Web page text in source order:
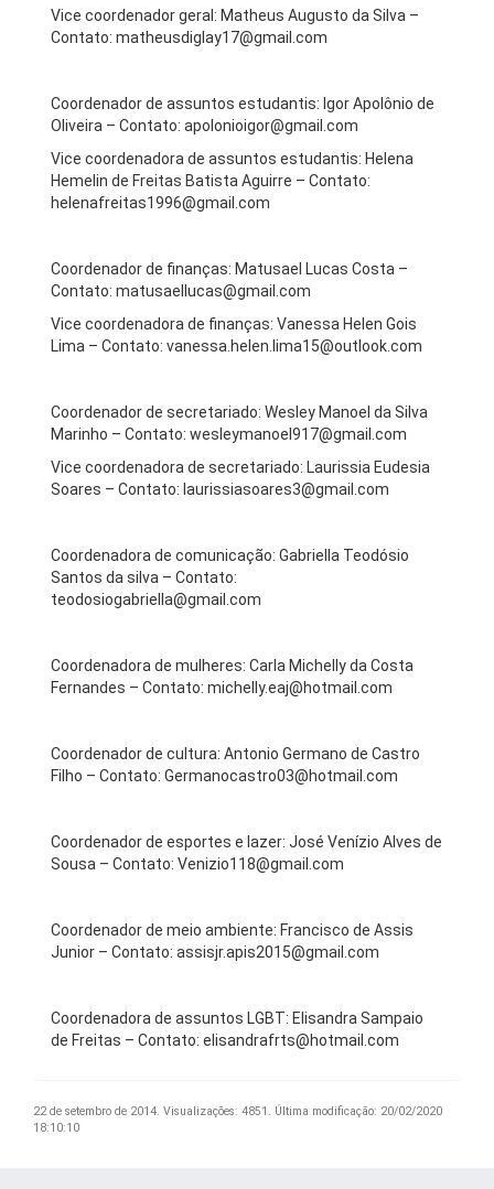
Vice coordenador geral: Matheus Augusto da Silva –
Contato: matheusdiglay17@gmail.com
Coordenador de assuntos estudantis: Igor Apolônio de
Oliveira – Contato: apolonioigor@gmail.com
Vice coordenadora de assuntos estudantis: Helena
Hemelin de Freitas Batista Aguirre – Contato:
helenafreitas1996@gmail.com
Coordenador de finanças: Matusael Lucas Costa –
Contato: matusaellucas@gmail.com
Vice coordenadora de finanças: Vanessa Helen Gois
Lima – Contato: vanessa.helen.lima15@outlook.com
Coordenador de secretariado: Wesley Manoel da Silva
Marinho – Contato: wesleymanoel917@gmail.com
Vice coordenadora de secretariado: Laurissia Eudesia
Soares – Contato: laurissiasoares3@gmail.com
Coordenadora de comunicação: Gabriella Teodósio
Santos da silva – Contato:
teodosiogabriella@gmail.com
Coordenadora de mulheres: Carla Michelly da Costa
Fernandes – Contato: michelly.eaj@hotmail.com
Coordenador de cultura: Antonio Germano de Castro
Filho – Contato: Germanocastro03@hotmail.com
Coordenador de esportes e lazer: José Venízio Alves de
Sousa – Contato: Venizio118@gmail.com
Coordenador de meio ambiente: Francisco de Assis
Junior – Contato: assisjr.apis2015@gmail.com
Coordenadora de assuntos LGBT: Elisandra Sampaio
de Freitas – Contato: elisandrafrts@hotmail.com
22 de setembro de 2014. Visualizações: 4851. Última modificação: 20/02/2020
18:10:10